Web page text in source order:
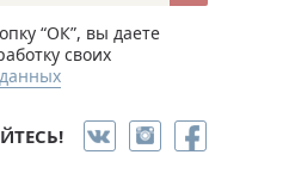
“ОК”, вы даете
своих